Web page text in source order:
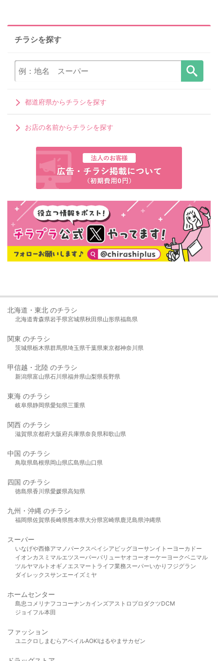
チラシを探す
都道府県からチラシを探す
お店の名前からチラシを探す
北海道・東北 のチラシ
北海道青森県岩手県宮城県秋田県山形県福島県
関東 のチラシ
茨城県栃木県群馬県埼玉県千葉県東京都神奈川県
甲信越・北陸 のチラシ
新潟県富山県石川県福井県山梨県長野県
東海 のチラシ
岐阜県静岡県愛知県三重県
関西 のチラシ
滋賀県京都府大阪府兵庫県奈良県和歌山県
中国 のチラシ
鳥取県島根県岡山県広島県山口県
四国 のチラシ
徳島県香川県愛媛県高知県
九州・沖縄 のチラシ
福岡県佐賀県長崎県熊本県大分県宮崎県鹿児島県沖縄県
スーパー
いなげや西條アマノパークスベイシア ビッグヨーサンイトーヨーカドー
イオンカスミ マルエツスーパーバリューヤオコーオーケー ヨークベニマル
ツルヤマルト オギノ エスマート ライフ業務スーパーいかり フジグラン
ダイレックスサンエーイズミヤ
ホームセンター
島忠 コメリ ナフコ コーナンカインズアストロプロダクツDCM
ジョイフル本田
ファッション
ユニクロ しまむら アベイルAOKIはるやま サカゼン